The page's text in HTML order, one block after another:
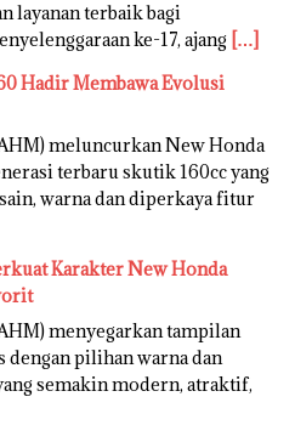
layanan terbaik bagi
ke-17, ajang […]
Hadir Membawa Evolusi
meluncurkan New Honda
terbaru skutik 160cc yang
warna dan diperkaya fitur
Karakter New Honda
menyegarkan tampilan
dengan pilihan warna dan
semakin modern, atraktif,